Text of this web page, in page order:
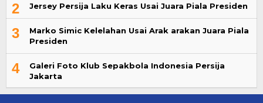
2 Jersey Persija Laku Keras Usai Juara Piala Presiden
3
Marko Simic Kelelahan Usai Arak arakan Juara Piala
Presiden
4
Galeri Foto Klub Sepakbola Indonesia Persija
Jakarta